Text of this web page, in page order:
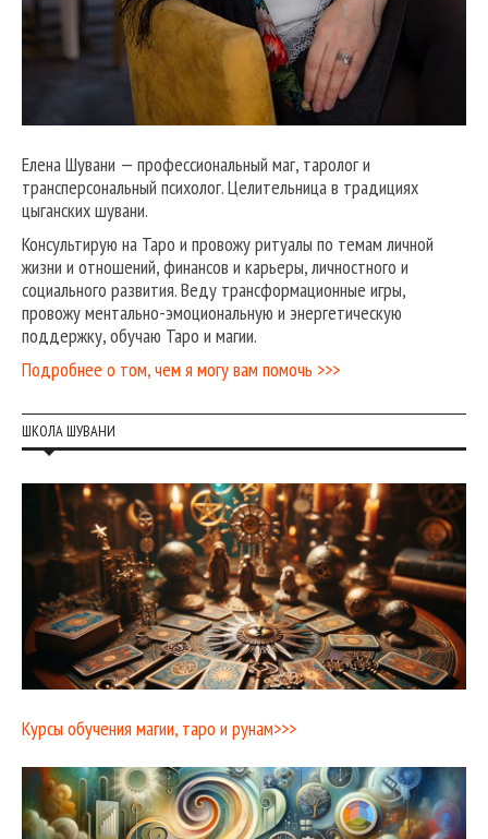
Елена Шувани — профессиональный маг, таролог и
трансперсональный психолог. Целительница в традициях
цыганских шувани.
Консультирую на Таро и провожу ритуалы по темам личной
жизни и отношений, финансов и карьеры, личностного и
социального развития. Веду трансформационные игры,
провожу ментально-эмоциональную и энергетическую
поддержку, обучаю Таро и магии.
Подробнее о том, чем я могу вам помочь >>>
ШКОЛА ШУВАНИ
Курсы обучения магии, таро и рунам>>>